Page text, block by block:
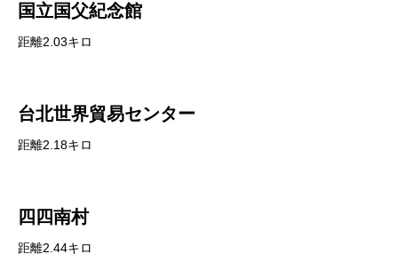
国立国父紀念館
距離2.03キロ
台北世界貿易センター
距離2.18キロ
四四南村
距離2.44キロ